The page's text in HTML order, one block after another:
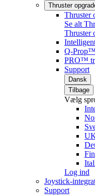
Thruster
Thruster
Se alt
Thruster
Q-Prop™
PRO™
Support
Dansk
Tilbage
Vælg
Log ind
Joystick-
Support